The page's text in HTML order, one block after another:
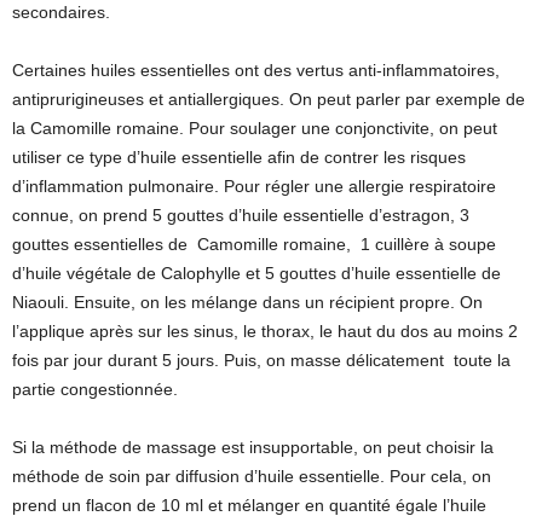
secondaires.
Certaines huiles essentielles ont des vertus anti-inflammatoires,
antiprurigineuses et antiallergiques. On peut parler par exemple de
la Camomille romaine. Pour soulager une conjonctivite, on peut
utiliser ce type d’huile essentielle afin de contrer les risques
d’inflammation pulmonaire. Pour régler une allergie respiratoire
connue, on prend 5 gouttes d’huile essentielle d’estragon, 3
gouttes essentielles de Camomille romaine, 1 cuillère à soupe
d’huile végétale de Calophylle et 5 gouttes d’huile essentielle de
Niaouli. Ensuite, on les mélange dans un récipient propre. On
l’applique après sur les sinus, le thorax, le haut du dos au moins 2
fois par jour durant 5 jours. Puis, on masse délicatement toute la
partie congestionnée.
Si la méthode de massage est insupportable, on peut choisir la
méthode de soin par diffusion d’huile essentielle. Pour cela, on
prend un flacon de 10 ml et mélanger en quantité égale l’huile